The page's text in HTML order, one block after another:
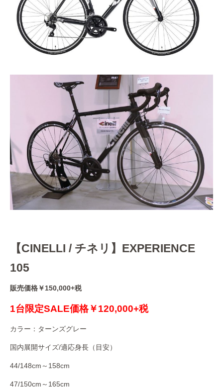
【CINELLI / チネリ】EXPERIENCE
105
販売価格￥150,000+税
1台限定SALE価格￥120,000+税
カラー：ターンズグレー
国内展開サイズ/適応身長（目安）
44/148cm～158cm
47/150cm～165cm